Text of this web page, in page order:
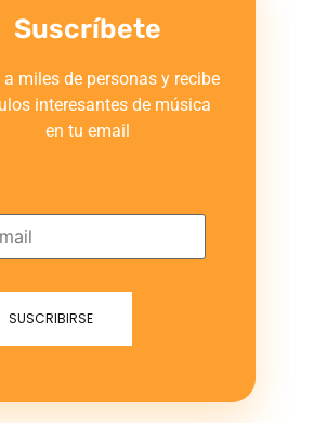
Suscríbete
a miles de personas y recibe
interesantes de música
en tu email